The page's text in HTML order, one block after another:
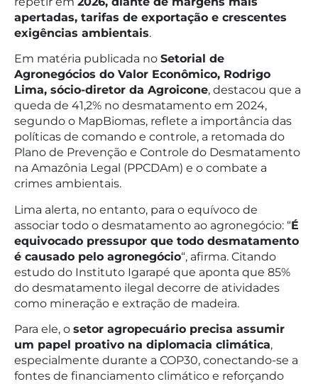
apertadas, tarifas de exportação e crescentes
exigências ambientais.
Em matéria publicada no Setorial de
Agronegócios do Valor Econômico, Rodrigo
Lima, sócio-diretor da Agroicone, destacou que a
queda de 41,2% no desmatamento em 2024,
segundo o MapBiomas, reflete a importância das
políticas de comando e controle, a retomada do
Plano de Prevenção e Controle do Desmatamento
na Amazônia Legal (PPCDAm) e o combate a
crimes ambientais.
Lima alerta, no entanto, para o equívoco de
associar todo o desmatamento ao agronegócio: “É
equivocado pressupor que todo desmatamento
é causado pelo agronegócio“, afirma. Citando
estudo do Instituto Igarapé que aponta que 85%
do desmatamento ilegal decorre de atividades
como mineração e extração de madeira.
Para ele, o setor agropecuário precisa assumir
um papel proativo na diplomacia climática,
especialmente durante a COP30, conectando-se a
fontes de financiamento climático e reforçando